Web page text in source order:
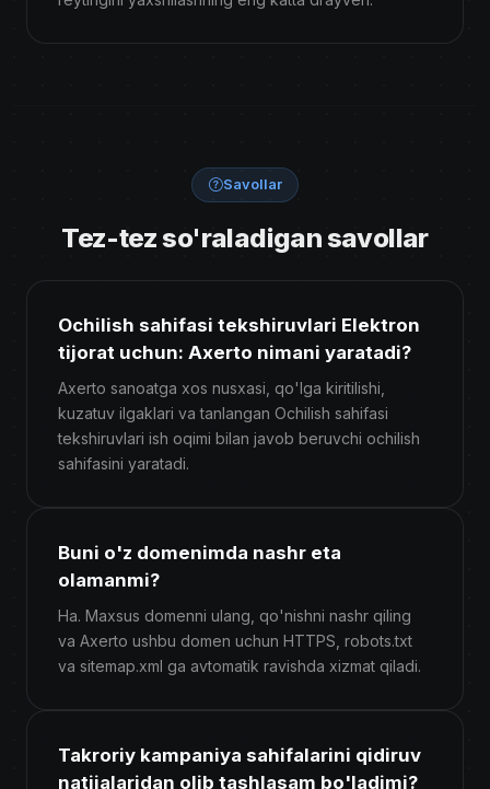
Savollar
Tez-tez so'raladigan savollar
Ochilish sahifasi tekshiruvlari Elektron
tijorat uchun: Axerto nimani yaratadi?
Axerto sanoatga xos nusxasi, qo'lga kiritilishi,
kuzatuv ilgaklari va tanlangan Ochilish sahifasi
tekshiruvlari ish oqimi bilan javob beruvchi ochilish
sahifasini yaratadi.
Buni o'z domenimda nashr eta
olamanmi?
Ha. Maxsus domenni ulang, qo'nishni nashr qiling
va Axerto ushbu domen uchun HTTPS, robots.txt
va sitemap.xml ga avtomatik ravishda xizmat qiladi.
Takroriy kampaniya sahifalarini qidiruv
natijalaridan olib tashlasam bo'ladimi?